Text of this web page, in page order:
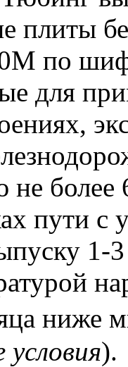
плиты
по
для
не
пути с
1-3
ниже
).